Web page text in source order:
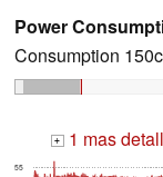
Power
Consumption
+ 1 mas
55